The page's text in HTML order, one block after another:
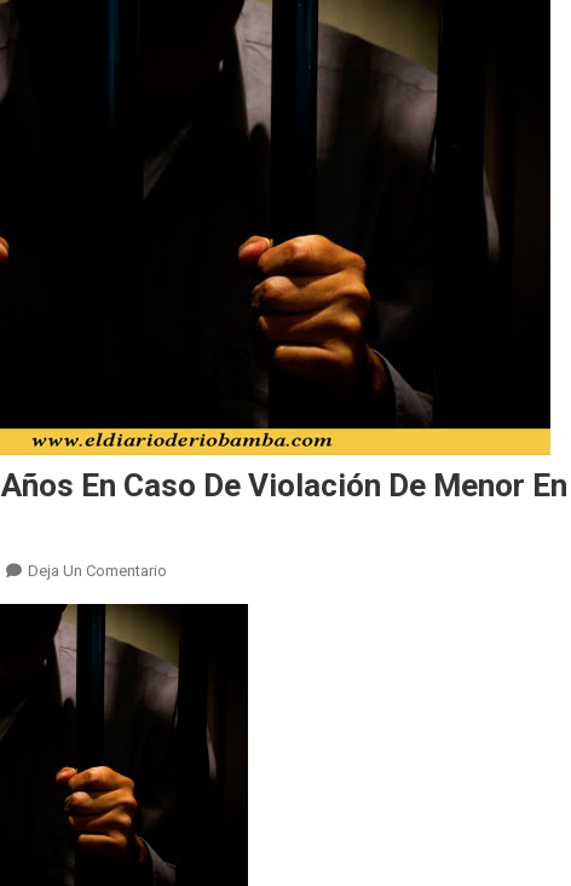
En Caso De Violación De Menor
Deja Un Comentario
Años
En
En